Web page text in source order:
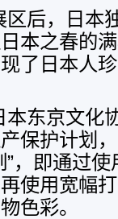
后，日本
本之春的
了日本人
本东京文化
保护计划
，即通过
使用宽幅
色彩。